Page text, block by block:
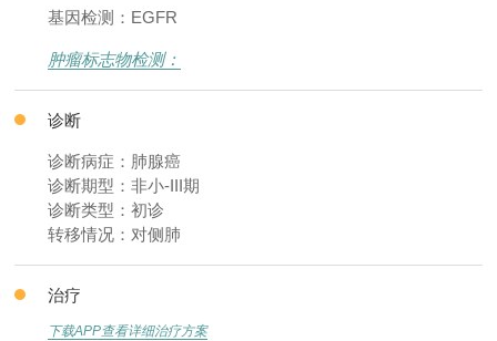
基因检测：EGFR
肿瘤标志物检测：
诊断
诊断病症：肺腺癌
诊断期型：非小-III期
诊断类型：初诊
转移情况：对侧肺
治疗
下载APP查看详细治疗方案